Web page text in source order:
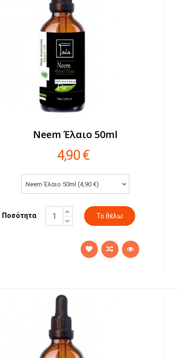
Neem Έλαιο 50ml
4,90 €
Neem Έλαιο 50ml (4,90 €)
Ποσότητα